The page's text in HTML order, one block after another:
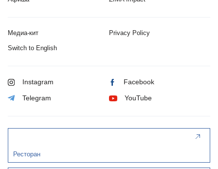
Медиа-кит Privacy Policy
Switch to English
Instagram Facebook
Telegram YouTube
Ресторан